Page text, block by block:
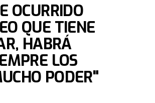
OCURRIDO
QUE TIENE
HABRÁ
LOS
PODER"